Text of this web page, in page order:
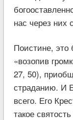
нас через них
Поистине, это
«возопив
27, 50),
страданию. И
всего. Его
такое